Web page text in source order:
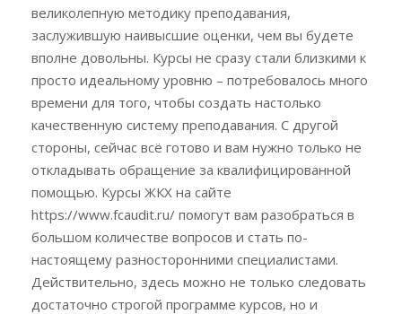
великолепную методику преподавания,
заслужившую наивысшие оценки, чем вы будете
вполне довольны. Курсы не сразу стали близкими к
просто идеальному уровню – потребовалось много
времени для того, чтобы создать настолько
качественную систему преподавания. С другой
стороны, сейчас всё готово и вам нужно только не
откладывать обращение за квалифицированной
помощью. Курсы ЖКХ на сайте
https://www.fcaudit.ru/ помогут вам разобраться в
большом количестве вопросов и стать по-
настоящему разносторонними специалистами.
Действительно, здесь можно не только следовать
достаточно строгой программе курсов, но и